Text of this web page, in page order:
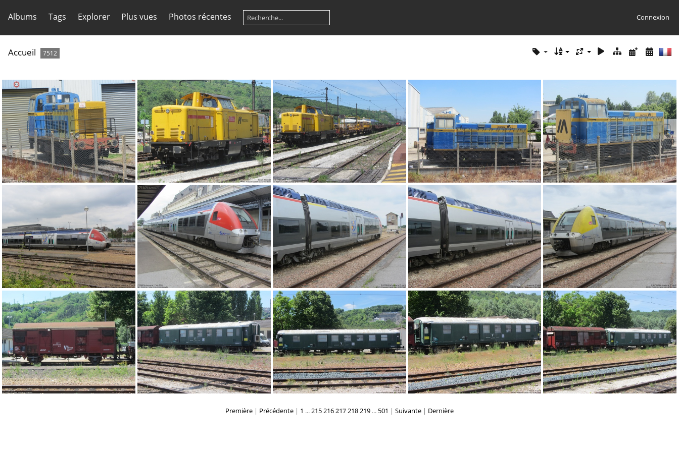
Albums Tags Explorer Plus vues Photos récentes Connexion
Accueil 7512
IMG 8356 IMG 8338 IMG 8335 IMG 8362 IMG 8361
IMG 8375 IMG 8430 IMG 8417 IMG 8416 IMG 8412
Première | Précédente | 1 ...215216217218219 ... 501 | Suivante | Dernière